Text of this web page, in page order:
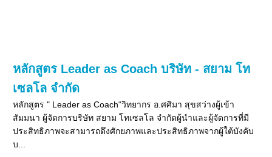
หลักสูตร Leader as Coach บริษัท - สยาม โท
เซลโล จำกัด
หลักสูตร " Leader as Coach“วิทยากร อ.ศศิมา สุขสว่างผู้เข้า
สัมมนา ผู้จัดการบริษัท สยาม โทเซลโล จำกัดผู้นำและผู้จัดการที่มี
ประสิทธิภาพจะสามารถดึงศักยภาพและประสิทธิภาพจากผู้ใต้บังคับ
บ...